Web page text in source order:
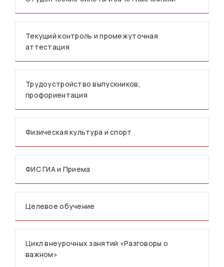
Текущий контроль и промежуточная
аттестация
Трудоустройство выпускников,
профориентация
Физическая культура и спорт
ФИС ГИА и Приема
Целевое обучение
Цикл внеурочных занятий «Разговоры о
важном»